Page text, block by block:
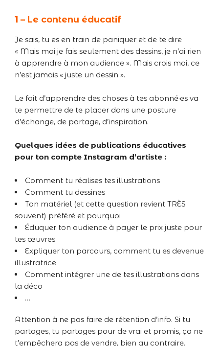
1 – Le contenu éducatif
Je sais, tu es en train de paniquer et de te dire
« Mais moi je fais seulement des dessins, je n’ai rien
à apprendre à mon audience ». Mais crois moi, ce
n’est jamais « juste un dessin ».
Le fait d’apprendre des choses à tes abonné·es va
te permettre de te placer dans une posture
d’échange, de partage, d’inspiration.
Quelques idées de publications éducatives
pour ton compte Instagram d’artiste :
Comment tu réalises tes illustrations
Comment tu dessines
Ton matériel (et cette question revient TRÈS
souvent) préféré et pourquoi
Éduquer ton audience à payer le prix juste pour
tes œuvres
Expliquer ton parcours, comment tu es devenue
illustratrice
Comment intégrer une de tes illustrations dans
la déco
…
Attention à ne pas faire de rétention d’info. Si tu
partages, tu partages pour de vrai et promis, ça ne
t’empêchera pas de vendre, bien au contraire.